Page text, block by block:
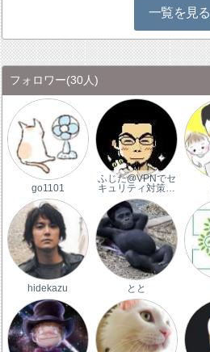
一覧を見る
フォロワー(30人)
go1101
ふじた@VPNでセ
キュリティ対策…
hidekazu とと